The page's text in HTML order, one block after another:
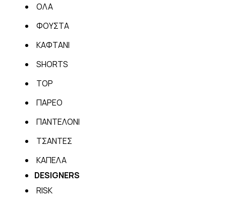
ΟΛΑ
ΦΟΥΣΤΑ
ΚΑΦΤΑΝΙ
SHORTS
TOP
ΠΑΡΕΟ
ΠΑΝΤΕΛΟΝΙ
ΤΣΑΝΤΕΣ
ΚΑΠΕΛΑ
DESIGNERS
RISK